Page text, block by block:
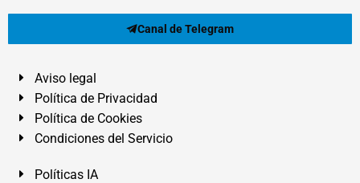
Canal de Telegram
Aviso legal
Política de Privacidad
Política de Cookies
Condiciones del Servicio
Políticas IA